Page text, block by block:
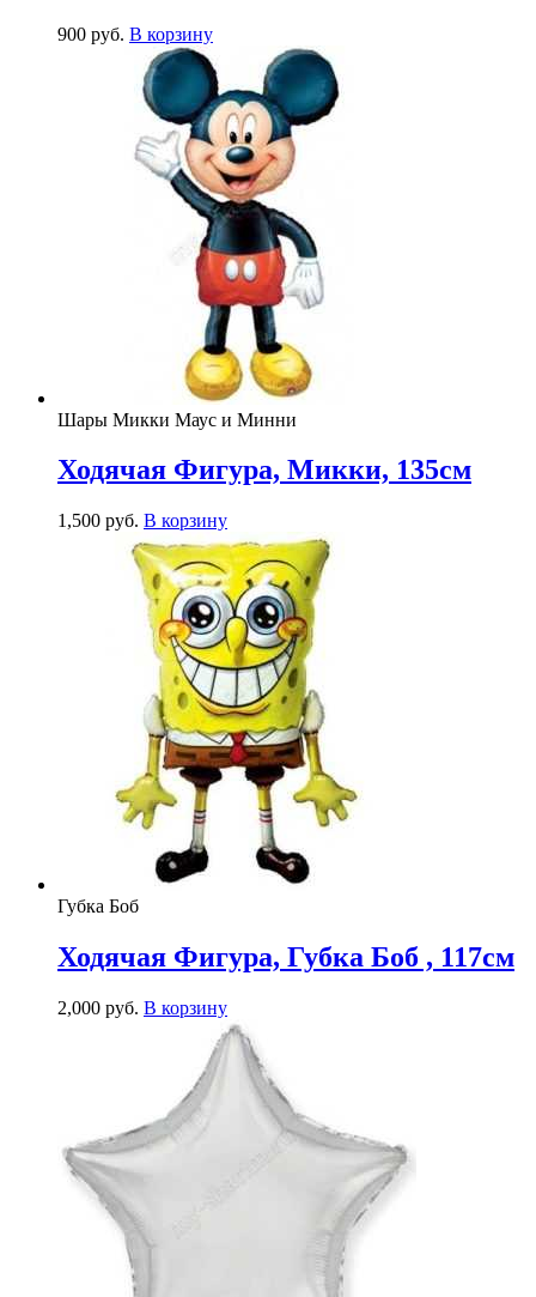
900 руб. В корзину
Шары Микки Маус и Минни
Ходячая Фигура, Микки, 135см
1,500 руб. В корзину
Губка Боб
Ходячая Фигура, Губка Боб , 117см
2,000 руб. В корзину